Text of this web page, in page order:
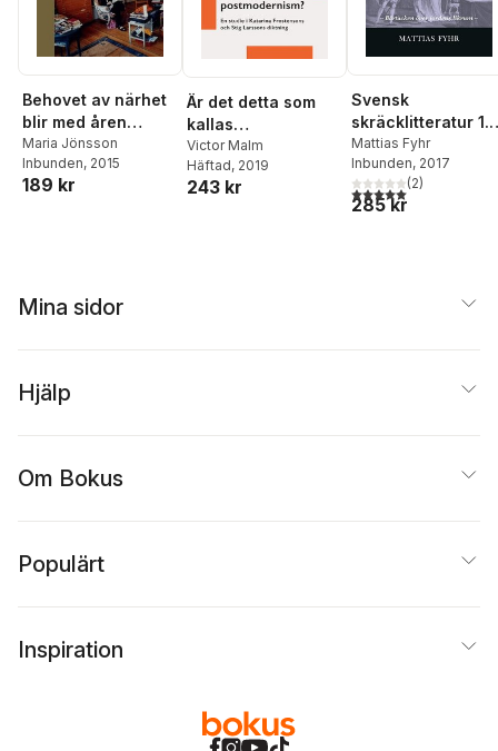
Behovet av närhet
blir med åren
betydligt större än
nödvändigheten att
bevara sin
författarskap
Maria Jönsson
Inbunden, 2015
189 kr
Är det detta som
kallas
postmodernism? :
en studie i Katarina
Frostensons och
Victor Malm
Häftad, 2019
243 kr
Svensk
skräcklitteratur 1.
Bårtäcken över
jordens likrum :
från medeltid till
1850-tal
Mattias Fyhr
Inbunden, 2017
5,0utav 5 stjärnor.
(2)
285 kr
Mina sidor
Hjälp
Om Bokus
Populärt
Inspiration